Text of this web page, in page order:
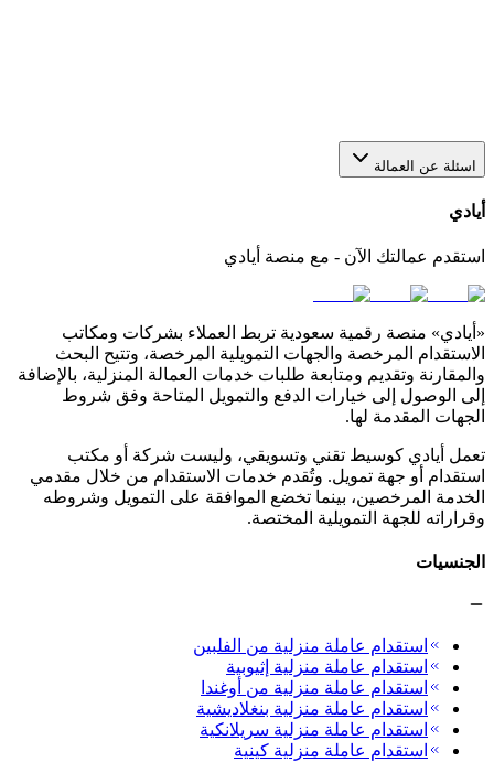
اسئلة عن العمالة
أيادي
استقدم عمالتك الآن - مع منصة أيادي
«أيادي» منصة رقمية سعودية تربط العملاء بشركات ومكاتب
الاستقدام المرخصة والجهات التمويلية المرخصة، وتتيح البحث
والمقارنة وتقديم ومتابعة طلبات خدمات العمالة المنزلية، بالإضافة
إلى الوصول إلى خيارات الدفع والتمويل المتاحة وفق شروط
الجهات المقدمة لها.
تعمل أيادي كوسيط تقني وتسويقي، وليست شركة أو مكتب
استقدام أو جهة تمويل. وتُقدم خدمات الاستقدام من خلال مقدمي
الخدمة المرخصين، بينما تخضع الموافقة على التمويل وشروطه
وقراراته للجهة التمويلية المختصة.
الجنسيات
استقدام عاملة منزلية من الفلبين
استقدام عاملة منزلية إثيوبية
استقدام عاملة منزلية من أوغندا
استقدام عاملة منزلية بنغلاديشية
استقدام عاملة منزلية سريلانكية
استقدام عاملة منزلية كينية